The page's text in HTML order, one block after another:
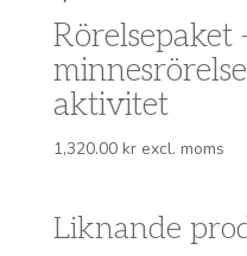
Rörelsepaket
aktivitet
1,320.00 krexcl. moms
Liknande